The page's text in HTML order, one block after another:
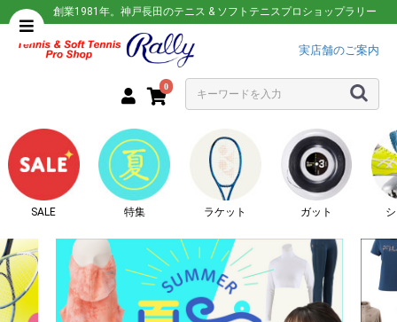
創業1981年。神戸長田のテニス & ソフトテニスプロショップラリー
実店舗のご案内
0
SALE 特集 ラケット ガット